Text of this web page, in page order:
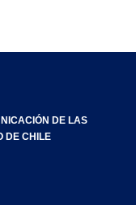
DE LAS
DE CHILE